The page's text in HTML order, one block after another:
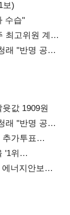
보)
수습"
최고위원 계파
래 "반명 공세
값 1909원
래 "반명 공세
가투표
'1위
너지안보